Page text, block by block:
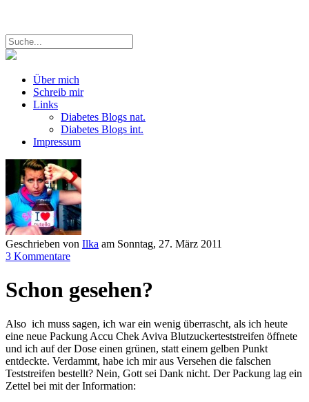
Über mich
Schreib mir
Links
Diabetes Blogs nat.
Diabetes Blogs int.
Impressum
Geschrieben von Ilka am Sonntag, 27. März 2011
3 Kommentare
Schon gesehen?
Also ich muss sagen, ich war ein wenig überrascht, als ich heute
eine neue Packung Accu Chek Aviva Blutzuckerteststreifen öffnete
und ich auf der Dose einen grünen, statt einem gelben Punkt
entdeckte. Verdammt, habe ich mir aus Versehen die falschen
Teststreifen bestellt? Nein, Gott sei Dank nicht. Der Packung lag ein
Zettel bei mit der Information: